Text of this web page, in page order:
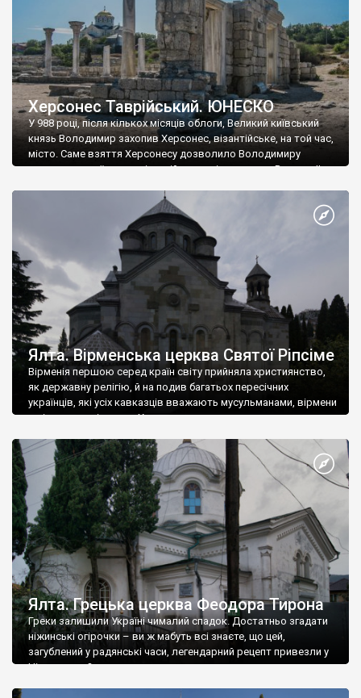
Херсонес Таврійський. ЮНЕСКО
У 988 році, після кількох місяців облоги, Великий київський
князь Володимир захопив Херсонес, візантійське, на той час,
місто. Саме взяття Херсонесу дозволило Володимиру
диктувати свої умови візантійському імператору Василю ІІ, та
Херсонесі Володимир-язичник, став Василем-християнином.
А потім було Хрещення Русі. На честь Херсонесу Таврійського
Ялта. Вірменська церква Святої Ріпсіме
Вірменія першою серед країн світу прийняла християнство,
як державну релігію, й на подив багатьох пересічних
українців, які усіх кавказців вважають мусульманами, вірмени
є відданими вірянами Христа
Ялта. Грецька церква Феодора Тирона
Греки залишили Україні чималий спадок. Достатньо згадати
ніжинські огірочки – ви ж мабуть всі знаєте, що цей,
загублений у радянські часи, легендарний рецепт привезли у
Ніжин греки?